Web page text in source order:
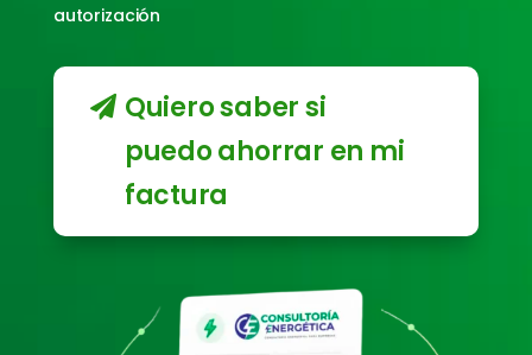
autorización
Quiero saber si
puedo ahorrar en mi
factura